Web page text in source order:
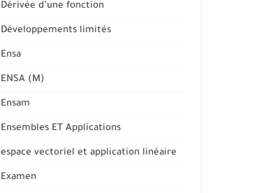
Dérivée d’une fonction
Développements limités
Ensa
ENSA (M)
Ensam
Ensembles ET Applications
espace vectoriel et application linéaire
Examen